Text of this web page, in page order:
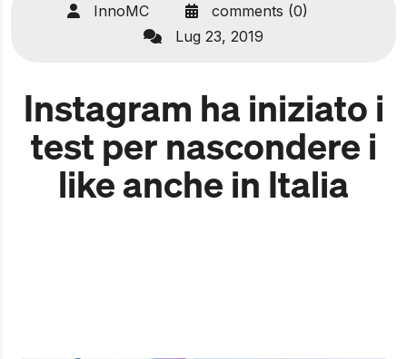
InnoMC
comments (0)
Lug 23, 2019
Instagram ha iniziato i
test per nascondere i
like anche in Italia